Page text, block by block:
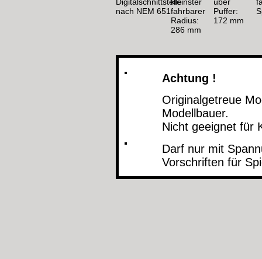
Achtung !
Originalgetreue
Modellbauer.
Nicht geeignet für
Darf nur mit
Vorschriften für